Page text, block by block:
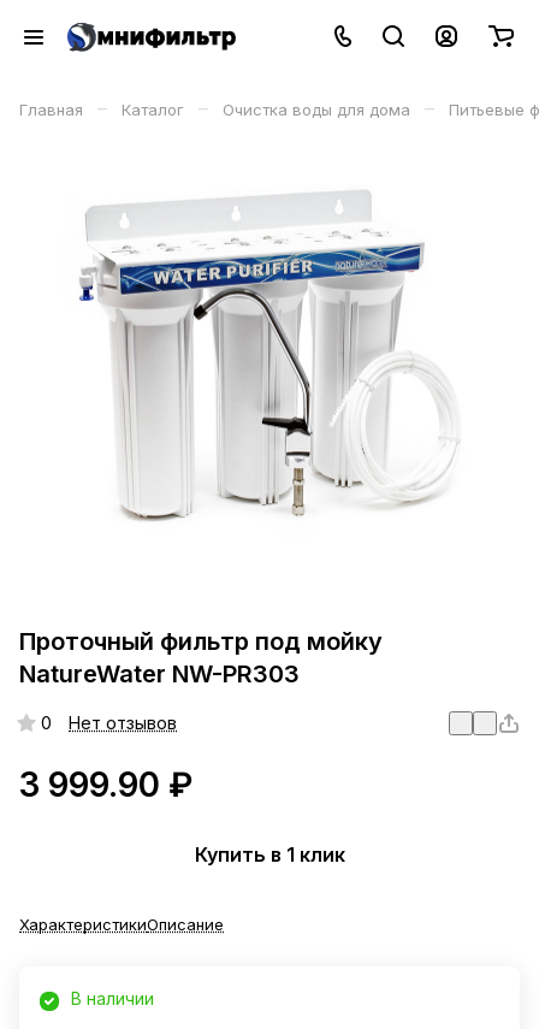
Главная – Каталог – Очистка воды для дома – Питьевые
Проточный фильтр под мойку
NatureWater NW-PR303
0 Нет отзывов
3 999.90 ₽
Купить в 1 клик
ХарактеристикиОписание
В наличии